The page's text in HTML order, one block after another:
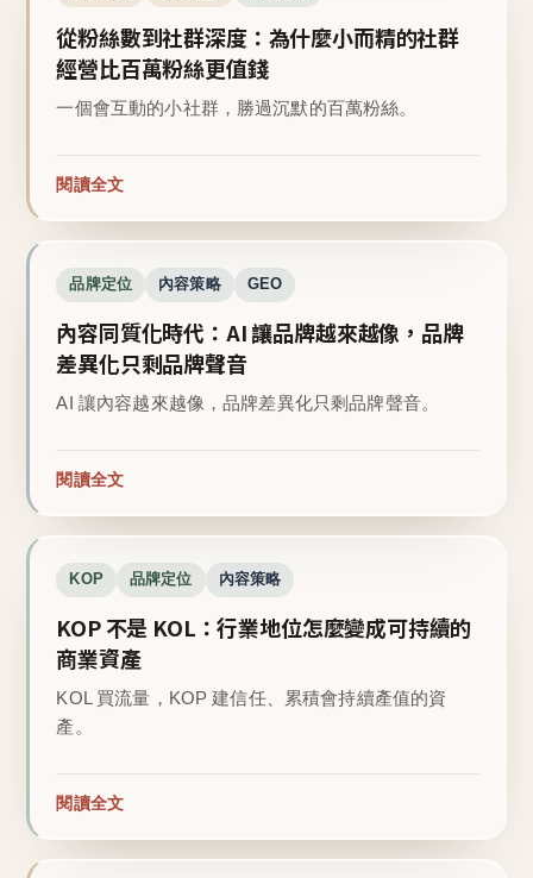
從粉絲數到社群深度：為什麼小而精的社群
經營比百萬粉絲更值錢
一個會互動的小社群，勝過沉默的百萬粉絲。
閱讀全文
品牌定位 內容策略 GEO
內容同質化時代：AI 讓品牌越來越像，品牌
差異化只剩品牌聲音
AI 讓內容越來越像，品牌差異化只剩品牌聲音。
閱讀全文
KOP 品牌定位 內容策略
KOP 不是 KOL：行業地位怎麼變成可持續的
商業資產
KOL 買流量，KOP 建信任、累積會持續產值的資
產。
閱讀全文